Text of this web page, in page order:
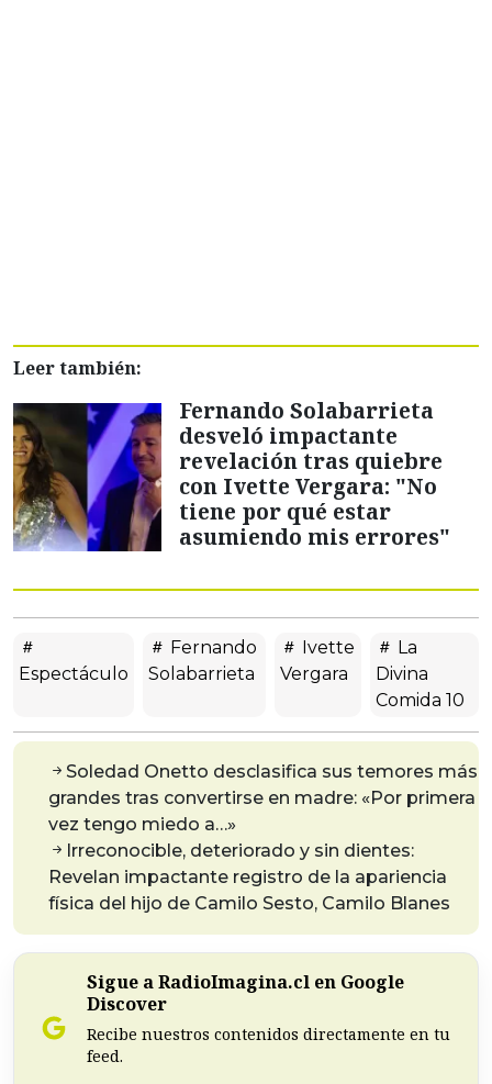
Leer también:
Fernando Solabarrieta
desveló impactante
revelación tras quiebre
con Ivette Vergara: "No
tiene por qué estar
asumiendo mis errores"
Espectáculo
Fernando
Solabarrieta
Ivette
Vergara
La
Divina
Comida 10
Soledad Onetto desclasifica sus temores más
grandes tras convertirse en madre: «Por primera
vez tengo miedo a…»
Irreconocible, deteriorado y sin dientes:
Revelan impactante registro de la apariencia
física del hijo de Camilo Sesto, Camilo Blanes
Sigue a RadioImagina.cl en Google
Discover
Recibe nuestros contenidos directamente en tu
feed.